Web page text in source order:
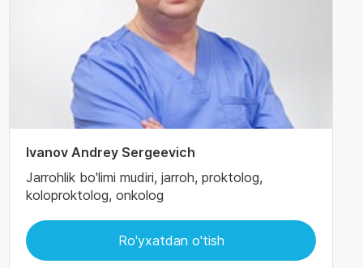
Ivanov Andrey Sergeevich
Jarrohlik bo'limi mudiri, jarroh, proktolog,
koloproktolog, onkolog
Ro'yxatdan o'tish